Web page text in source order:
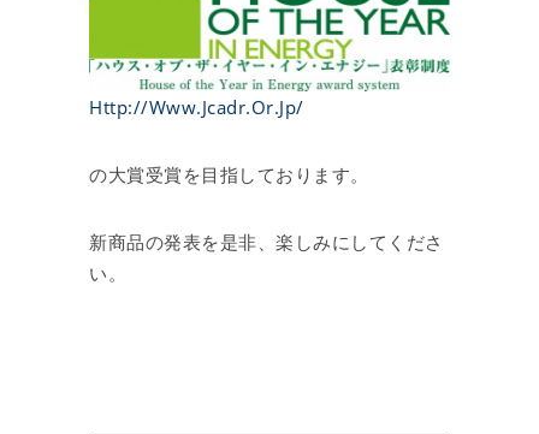
Http://www.jcadr.or.jp/
の大賞受賞を目指しております。
新商品の発表を是非、楽しみにしてくださ
い。